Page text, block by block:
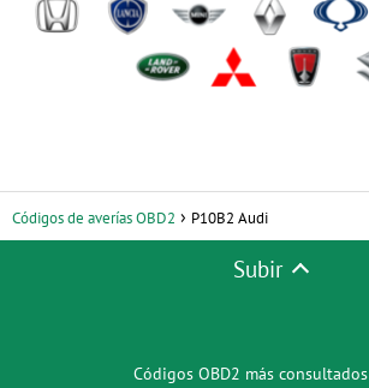
Códigos de averías OBD2 P10B2 Audi
Subir
Códigos OBD2 más consultados